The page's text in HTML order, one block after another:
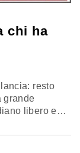
chi ha
resto
grande
libero e